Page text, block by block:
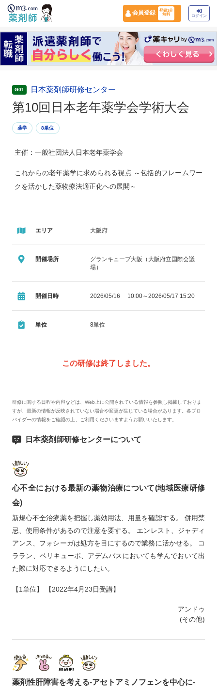
会員登録
登録1分
無料
ログイン
G01 日本薬剤師研修センター
第10回日本老年薬学会学術大会
薬学 8単位
主催：一般社団法人日本老年薬学会
これからの老年薬学に求められる視点 ～包括的フレームワー
クを活かした薬物療法適正化への展開～
エリア 大阪府
開催場所
グランキューブ大阪（大阪府立国際会議
場）
開催日時 2026/05/16 10:00～2026/05/17 15:20
単位 8単位
この研修は終了しました。
研修に関する日程や内容などは、Web上に公開されている情報を参照し掲載しておりま
すが、最新の情報が反映されていない場合や変更が生じている場合があります。各プロ
バイダーの情報をご確認の上、ご利用くださいますようお願いいたします。
日本薬剤師研修センターについて
心不全における最新の薬物治療について(地域医療研修
会)
新規心不全治療薬を把握し薬効用法、用量を確認する。 併用禁
忌、使用条件があるので注意を要する。 エンレスト、ジャディ
アンス、フォシーガは処方を目にするので業務に活かせる。 コ
ララン、ベリキューボ、アデムパスにおいても学んでおいて出
た際に対応できるようにしたい。
【1単位】 【2022年4月23日受講】
アンドゥ
(その他)
薬剤性肝障害を考える‐アセトアミノフェンを中心に‐